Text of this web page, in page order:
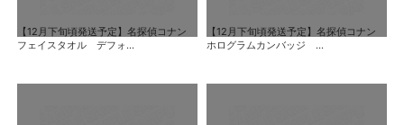
【12月下旬頃発送予定】名探偵コナン
フェイスタオル デフォ...
【12月下旬頃発送予定】名探偵コナン
ホログラムカンバッジ ...